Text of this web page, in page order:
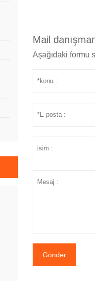
Mail
Aşağıdaki formu
Gönder